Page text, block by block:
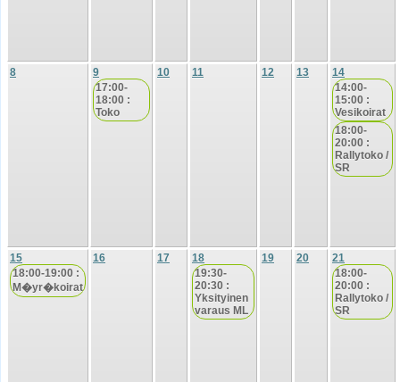
8
9
17:00-
18:00 :
Toko
10 11 12 13
14
14:00-
15:00 :
Vesikoirat
18:00-
20:00 :
Rallytoko /
SR
15
18:00-19:00 :
M�yr�koirat
16 17
18
19:30-
20:30 :
Yksityinen
varaus ML
19 20
21
18:00-
20:00 :
Rallytoko /
SR